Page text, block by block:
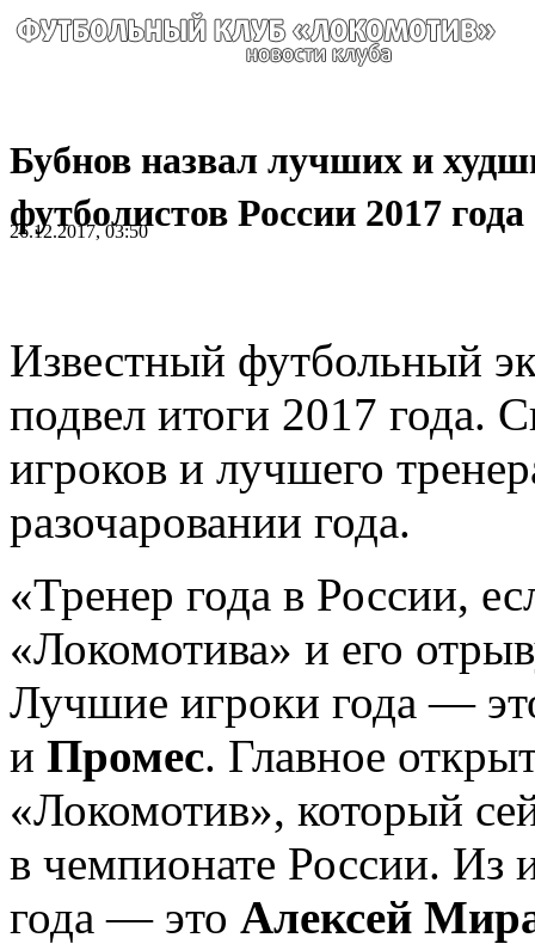
Бубнов назвал лучших и
футболистов России 2017 года
26.12.2017, 03:50
Известный футбольный
подвел итоги 2017 года.
игроков и лучшего
разочаровании года.
«Тренер года в России,
«Локомотива» и его
Лучшие игроки года —
и Промес. Главное
«Локомотив», который
в чемпионате России. Из
года — это Алексей